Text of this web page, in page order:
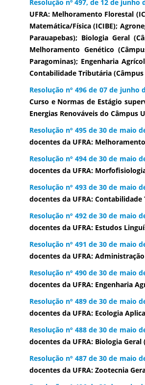
Resolução nº 497, de 12 de junho
UFRA: Melhoramento Florestal
Matemática/Física (ICIBE);
Parauapebas); Biologia Geral
Melhoramento Genético
Paragominas); Engenharia
Contabilidade Tributária (Câmpus
Resolução nº 496 de 07 de junho
Curso e Normas de Estágio
Energias Renováveis do Câmpus
Resolução nº 495 de 30 de maio
docentes da UFRA:
Resolução nº 494 de 30 de maio
docentes da UFRA:
Resolução nº 493 de 30 de maio
docentes da UFRA:
Resolução nº 492 de 30 de maio
docentes da UFRA: Estudos
Resolução nº 491 de 30 de maio
docentes da UFRA:
Resolução nº 490 de 30 de maio
docentes da UFRA: Engenharia
Resolução nº 489 de 30 de maio
docentes da UFRA: Ecologia
Resolução nº 488 de 30 de maio
docentes da UFRA: Biologia
Resolução nº 487 de 30 de maio
docentes da UFRA: Zootecnia